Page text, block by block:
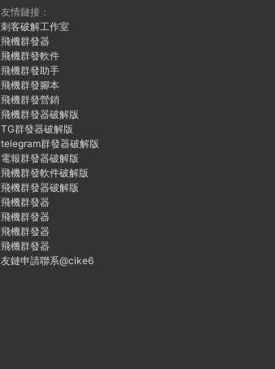
友情鏈接：
刺客破解工作室
飛機群發器
飛機群發軟件
飛機群發助手
飛機群發腳本
飛機群發營銷
飛機群發器破解版
TG群發器破解版
telegram群發器破解版
電報群發器破解版
飛機群發軟件破解版
飛機群發器破解版
飛機群發器
飛機群發器
飛機群發器
飛機群發器
友鏈申請聯系@cike6